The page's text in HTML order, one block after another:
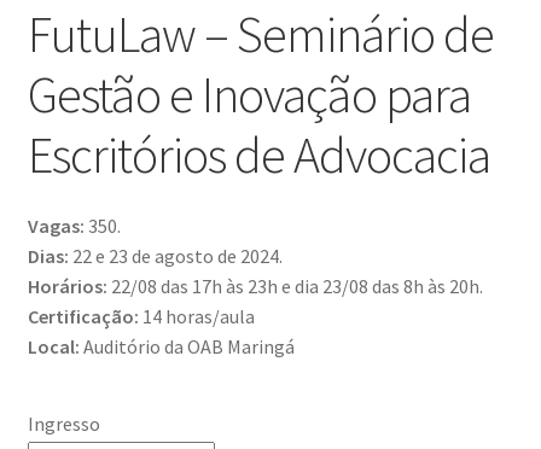
FutuLaw – Seminário de
Gestão e Inovação para
Escritórios de Advocacia
Vagas: 350.
Dias: 22 e 23 de agosto de 2024.
Horários: 22/08 das 17h às 23h e dia 23/08 das 8h às 20h.
Certificação: 14 horas/aula
Local: Auditório da OAB Maringá
Ingresso